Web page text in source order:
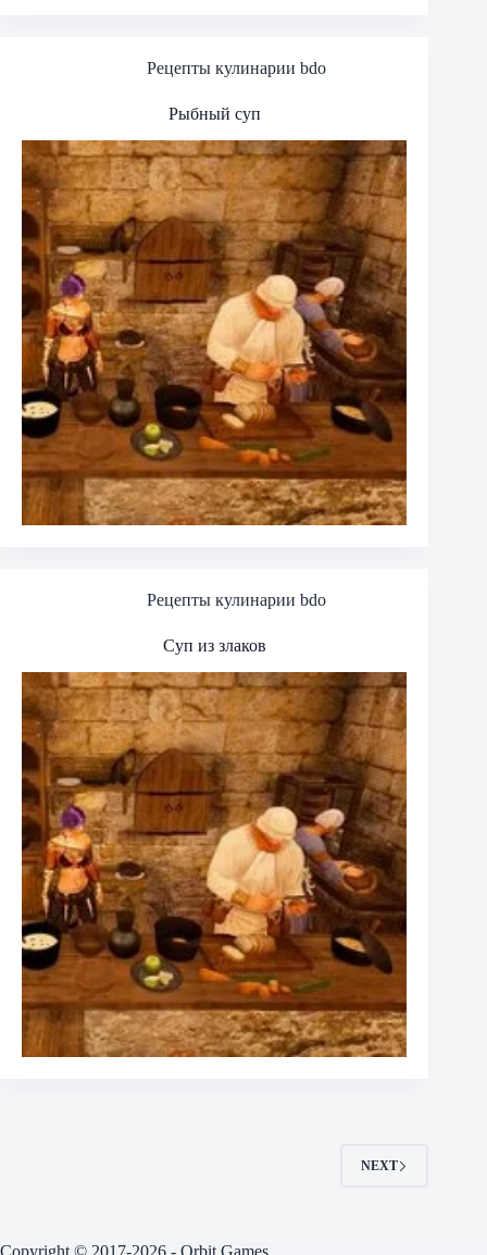
Рецепты кулинарии bdo
Рыбный суп
Рецепты кулинарии bdo
Суп из злаков
NEXT